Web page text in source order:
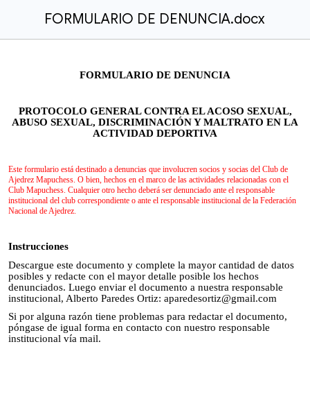
FORMULARIO DE DENUNCIA.docx
FORMULARIO DE DENUNCIA
PROTOCOLO GENERAL CONTRA EL ACOSO SEXUAL,
ABUSO SEXUAL, DISCRIMINACIÓN Y MALTRATO EN LA
ACTIVIDAD DEPORTIVA
Este formulario está destinado a denuncias que involucren socios y socias del Club de
Ajedrez Mapuchess. O bien, hechos en el marco de las actividades relacionadas con el
Club Mapuchess. Cualquier otro hecho deberá ser denunciado ante el responsable
institucional del club correspondiente o ante el responsable institucional de la Federación
Nacional de Ajedrez.
Instrucciones
Descargue este documento y complete la mayor cantidad de datos
posibles y redacte con el mayor detalle posible los hechos
denunciados. Luego enviar el documento a nuestra responsable
institucional, Alberto Paredes Ortiz: aparedesortiz@gmail.com
Si por alguna razón tiene problemas para redactar el documento,
póngase de igual forma en contacto con nuestro responsable
institucional vía mail.